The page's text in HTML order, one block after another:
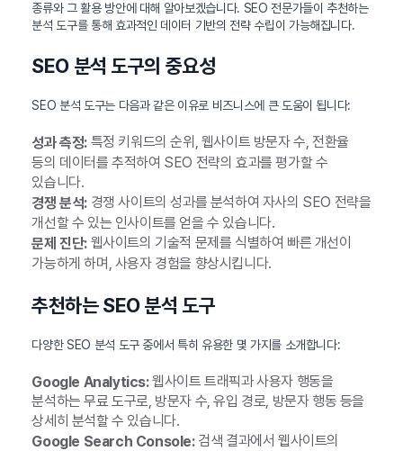
종류와 그 활용 방안에 대해 알아보겠습니다. SEO 전문가들이 추천하는
분석 도구를 통해 효과적인 데이터 기반의 전략 수립이 가능해집니다.
SEO 분석 도구의 중요성
SEO 분석 도구는 다음과 같은 이유로 비즈니스에 큰 도움이 됩니다:
성과 측정:특정 키워드의 순위, 웹사이트 방문자 수, 전환율
등의 데이터를 추적하여 SEO 전략의 효과를 평가할 수
있습니다.
경쟁 분석:경쟁 사이트의 성과를 분석하여 자사의 SEO 전략을
개선할 수 있는 인사이트를 얻을 수 있습니다.
문제 진단:웹사이트의 기술적 문제를 식별하여 빠른 개선이
가능하게 하며, 사용자 경험을 향상시킵니다.
추천하는 SEO 분석 도구
다양한 SEO 분석 도구 중에서 특히 유용한 몇 가지를 소개합니다:
Google Analytics:웹사이트 트래픽과 사용자 행동을
분석하는 무료 도구로, 방문자 수, 유입 경로, 방문자 행동 등을
상세히 분석할 수 있습니다.
Google Search Console:검색 결과에서 웹사이트의